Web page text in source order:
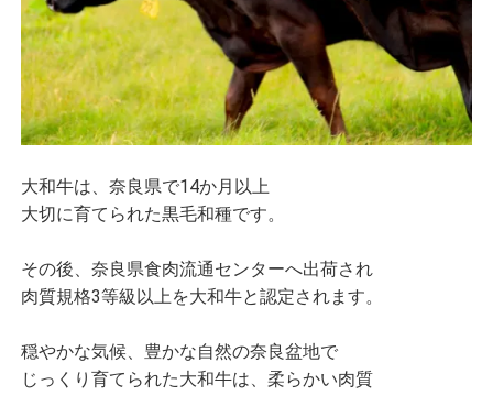
大和牛は、奈良県で14か月以上
大切に育てられた黒毛和種です。
その後、奈良県食肉流通センターへ出荷され
肉質規格3等級以上を大和牛と認定されます。
穏やかな気候、豊かな自然の奈良盆地で
じっくり育てられた大和牛は、柔らかい肉質